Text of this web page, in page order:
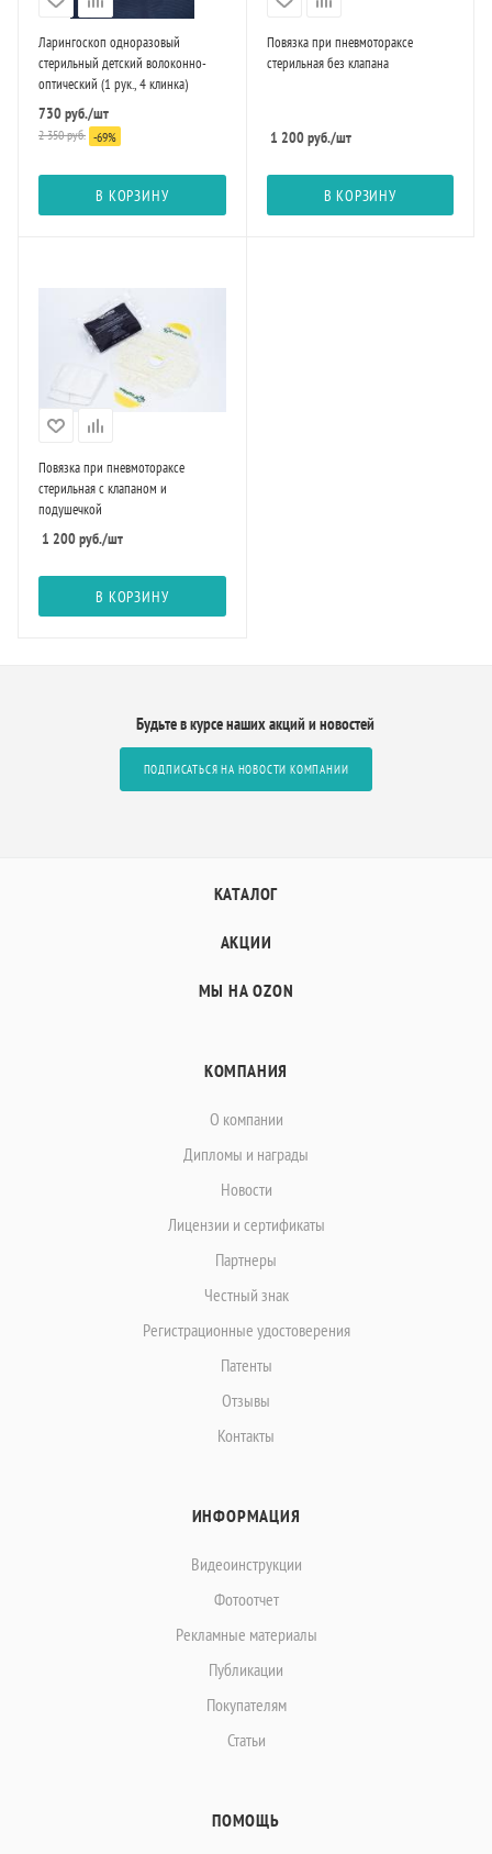
Ларингоскоп одноразовый
стерильный детский волоконно-
оптический (1 рук., 4 клинка)
730руб./шт
2 350руб. -69%
В КОРЗИНУ
Повязка при пневмотораксе
стерильная без клапана
1 200руб./шт
В КОРЗИНУ
Повязка при пневмотораксе
стерильная с клапаном и
подушечкой
1 200руб./шт
В КОРЗИНУ
Будьте в курсе наших акций и новостей
ПОДПИСАТЬСЯ НА НОВОСТИ КОМПАНИИ
КАТАЛОГ
АКЦИИ
МЫ НА OZON
КОМПАНИЯ
О компании
Дипломы и награды
Новости
Лицензии и сертификаты
Партнеры
Честный знак
Регистрационные удостоверения
Патенты
Отзывы
Контакты
ИНФОРМАЦИЯ
Видеоинструкции
Фотоотчет
Рекламные материалы
Публикации
Покупателям
Статьи
ПОМОЩЬ